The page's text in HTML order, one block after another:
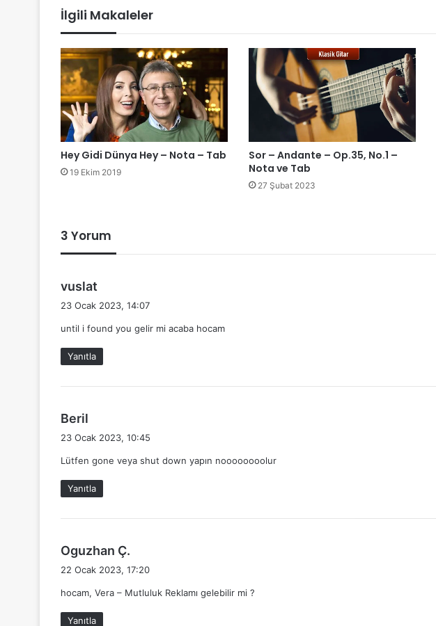
İlgili Makaleler
Hey Gidi Dünya Hey – Nota – Tab
19 Ekim 2019
Sor – Andante – Op.35, No.1 –
Nota ve Tab
27 Şubat 2023
3 Yorum
vuslat
i
k
i
23 Ocak 2023, 14:07
until i found you gelir mi acaba hocam
Yanıtla
Beril
k
i
23 Ocak 2023, 10:45
Lütfen gone veya shut down yapın noooooooolur
Yanıtla
Oguzhan Ç.
i
22 Ocak 2023, 17:20
hocam, Vera – Mutluluk Reklamı gelebilir mi ?
Yanıtla